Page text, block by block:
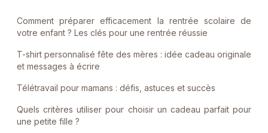
Comment préparer efficacement la rentrée scolaire de
votre enfant ? Les clés pour une rentrée réussie
T-shirt personnalisé fête des mères : idée cadeau originale
et messages à écrire
Télétravail pour mamans : défis, astuces et succès
Quels critères utiliser pour choisir un cadeau parfait pour
une petite fille ?